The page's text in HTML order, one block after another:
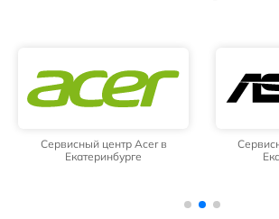
Сервисный центр Acer в
Екатеринбурге